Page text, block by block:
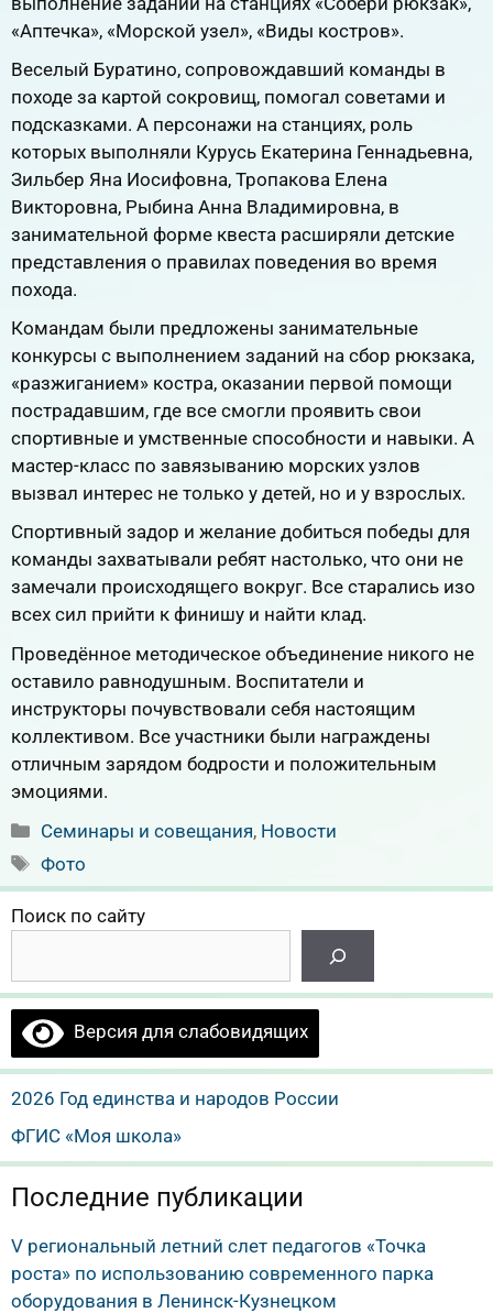
«Аптечка», «Морской узел», «Виды костров».
Веселый Буратино, сопровождавший команды в
походе за картой сокровищ, помогал советами и
подсказками. А персонажи на станциях, роль
которых выполняли Курусь Екатерина Геннадьевна,
Зильбер Яна Иосифовна, Тропакова Елена
Викторовна, Рыбина Анна Владимировна, в
занимательной форме квеста расширяли детские
представления о правилах поведения во время
похода.
Командам были предложены занимательные
конкурсы с выполнением заданий на сбор рюкзака,
«разжиганием» костра, оказании первой помощи
пострадавшим, где все смогли проявить свои
спортивные и умственные способности и навыки. А
мастер-класс по завязыванию морских узлов
вызвал интерес не только у детей, но и у взрослых.
Спортивный задор и желание добиться победы для
команды захватывали ребят настолько, что они не
замечали происходящего вокруг. Все старались изо
всех сил прийти к финишу и найти клад.
Проведённое методическое объединение никого не
оставило равнодушным. Воспитатели и
инструкторы почувствовали себя настоящим
коллективом. Все участники были награждены
отличным зарядом бодрости и положительным
эмоциями.
Рубрики
Семинары и совещания, Новости
Метки
Фото
Поиск по сайту
Версия для слабовидящих
2026 Год единства и народов России
ФГИС «Моя школа»
Последние публикации
V региональный летний слет педагогов «Точка
роста» по использованию современного парка
оборудования в Ленинск-Кузнецком